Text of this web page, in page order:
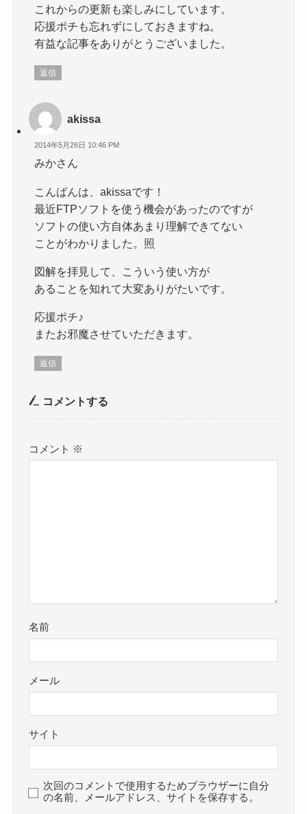
これからの更新も楽しみにしています。
応援ポチも忘れずにしておきますね。
有益な記事をありがとうございました。
返信
akissa
2014年5月26日 10:46 PM
みかさん
こんばんは、akissaです！
最近FTPソフトを使う機会があったのですが
ソフトの使い方自体あまり理解できてない
ことがわかりました。照
図解を拝見して、こういう使い方が
あることを知れて大変ありがたいです。
応援ポチ♪
またお邪魔させていただきます。
返信
コメントする
コメント ※
名前
メール
サイト
次回のコメントで使用するためブラウザーに自分
の名前、メールアドレス、サイトを保存する。